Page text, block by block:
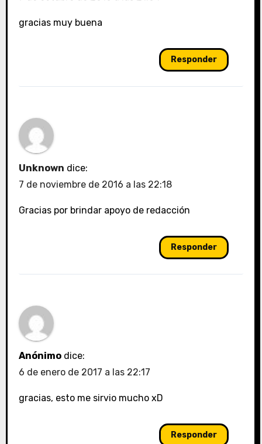
gracias muy buena
Responder
Unknown dice:
7 de noviembre de 2016 a las 22:18
Gracias por brindar apoyo de redacción
Responder
Anónimo dice:
6 de enero de 2017 a las 22:17
gracias, esto me sirvio mucho xD
Responder